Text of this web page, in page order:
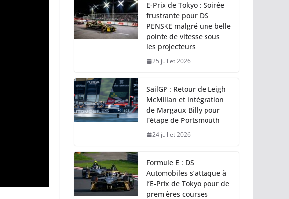
E-Prix de Tokyo : Soirée
frustrante pour DS
PENSKE malgré une belle
pointe de vitesse sous
les projecteurs
25 juillet 2026
SailGP : Retour de Leigh
McMillan et intégration
de Margaux Billy pour
l’étape de Portsmouth
24 juillet 2026
Formule E : DS
Automobiles s’attaque à
l’E-Prix de Tokyo pour de
premières courses